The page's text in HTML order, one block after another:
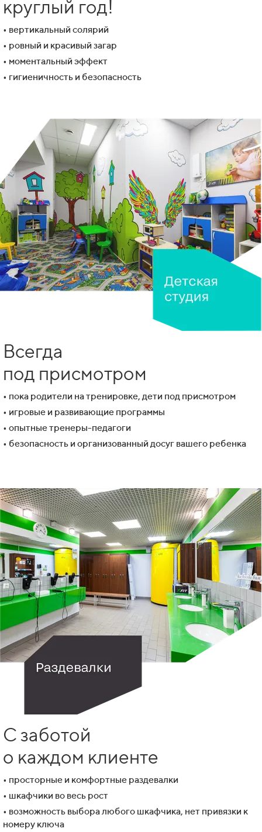
круглый год!
• вертикальный солярий
• ровный и красивый загар
• моментальный эффект
• гигиеничность и безопасность
Всегда
под присмотром
• пока родители на тренировке, дети под присмотром
• игровые и развивающие программы
• опытные тренеры-педагоги
• безопасность и организованный досуг вашего ребенка
С заботой
о каждом клиенте
• просторные и комфортные раздевалки
• шкафчики во весь рост
• возможность выбора любого шкафчика, нет привязки к
номеру ключа